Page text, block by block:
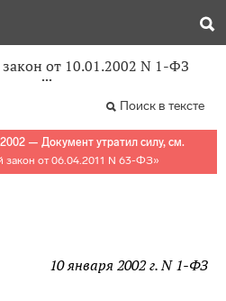
от 10.01.2002 N 1-ФЗ
Поиск в тексте
— Документ утратил силу, см.
закон от 06.04.2011 N 63-ФЗ»
10 января 2002 г. N 1-ФЗ